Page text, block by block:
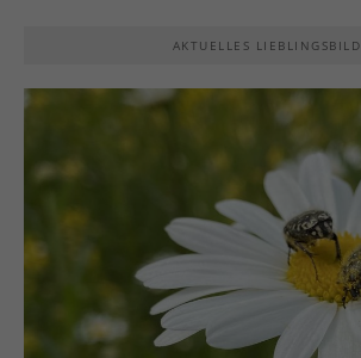
AKTUELLES LIEBLINGSBILD